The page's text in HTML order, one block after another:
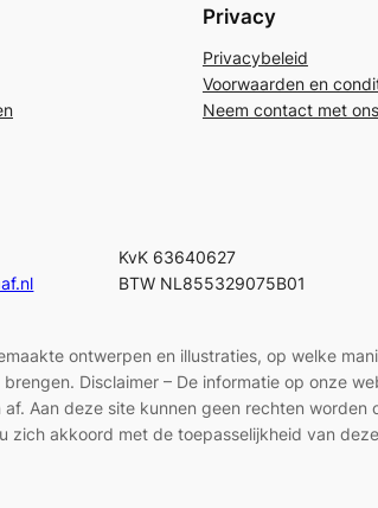
Privacy
Privacybeleid
Voorwaarden en
Neem contact met
KvK 63640627
BTW NL855329075B01
ontwerpen en illustraties, op welke
Disclaimer – De informatie op onze
Aan deze site kunnen geen rechten
akkoord met de toepasselijkheid van